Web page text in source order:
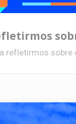
refletirmos sobre